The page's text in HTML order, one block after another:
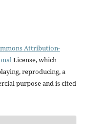
Attribution-
License, which
reproducing, a
purpose and is cited